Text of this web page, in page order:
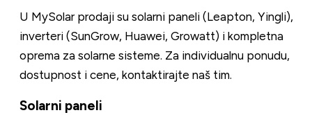
U MySolar prodaji su solarni paneli (Leapton, Yingli),
inverteri (SunGrow, Huawei, Growatt) i kompletna
oprema za solarne sisteme. Za individualnu ponudu,
dostupnost i cene, kontaktirajte naš tim.
Solarni paneli